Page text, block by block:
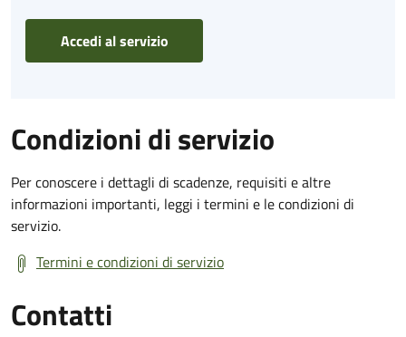
Accedi al servizio
Condizioni di servizio
Per conoscere i dettagli di scadenze, requisiti e altre
informazioni importanti, leggi i termini e le condizioni di
servizio.
Termini e condizioni di servizio
Contatti